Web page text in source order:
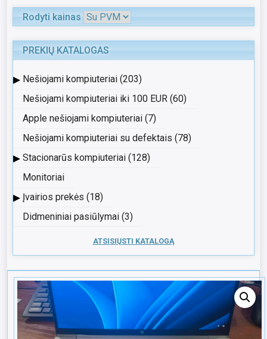
Rodyti kainas
PREKIŲ KATALOGAS
▸ Nešiojami kompiuteriai (203)
Nešiojami kompiuteriai iki 100 EUR (60)
Apple nešiojami kompiuteriai (7)
Nešiojami kompiuteriai su defektais (78)
▸ Stacionarūs kompiuteriai (128)
Monitoriai
▸ Įvairios prekės (18)
Didmeniniai pasiūlymai (3)
ATSISIŲSTI KATALOGĄ